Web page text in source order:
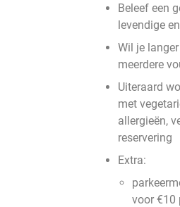
Beleef een
levendige
Wil je
meerdere
Uiteraard
met
allergieën,
reservering
Extra:
voor €10